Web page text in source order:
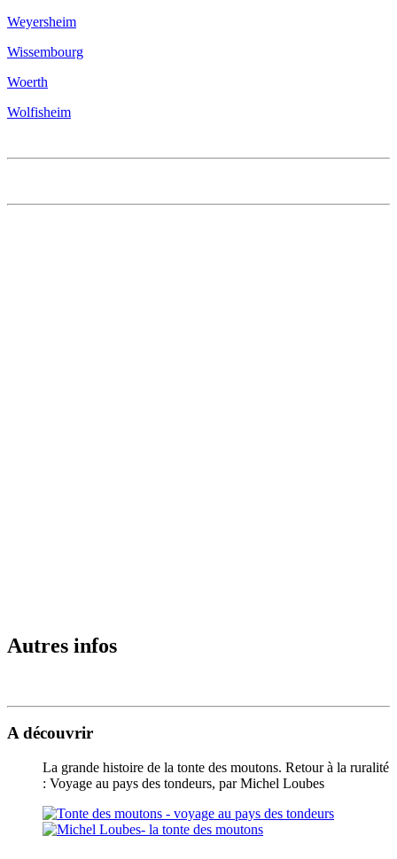
Weyersheim
Wissembourg
Woerth
Wolfisheim
Autres infos
A découvrir
La grande histoire de la tonte des moutons. Retour à la ruralité
: Voyage au pays des tondeurs, par Michel Loubes